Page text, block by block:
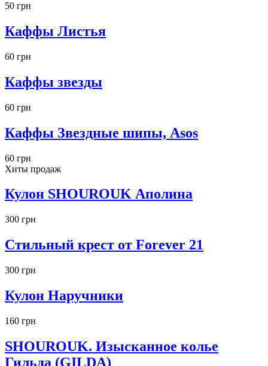
50 грн
Каффы Листья
60 грн
Каффы звезды
60 грн
Каффы Звездные шипы, Asos
60 грн
Хиты продаж
Кулон SHOUROUK Аполина
300 грн
Стильный крест от Forever 21
300 грн
Кулон Наручники
160 грн
SHOUROUK. Изысканное колье
Гильда (GILDA)